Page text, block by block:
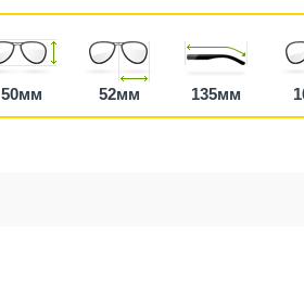
50мм 52мм 135мм